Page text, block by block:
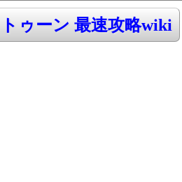
ゥーン 最速攻略wiki